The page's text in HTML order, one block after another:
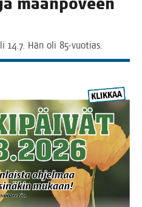
maan­po­veen
14.7. Hän oli 85-vuotias.